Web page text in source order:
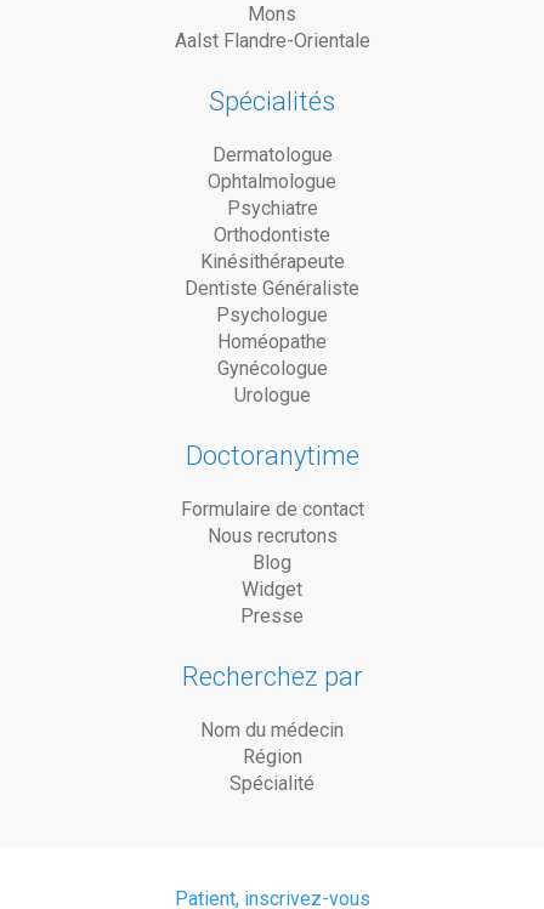
Mons
Aalst Flandre-Orientale
Spécialités
Dermatologue
Ophtalmologue
Psychiatre
Orthodontiste
Kinésithérapeute
Dentiste Généraliste
Psychologue
Homéopathe
Gynécologue
Urologue
Doctoranytime
Formulaire de contact
Nous recrutons
Blog
Widget
Presse
Recherchez par
Nom du médecin
Région
Spécialité
Patient, inscrivez-vous